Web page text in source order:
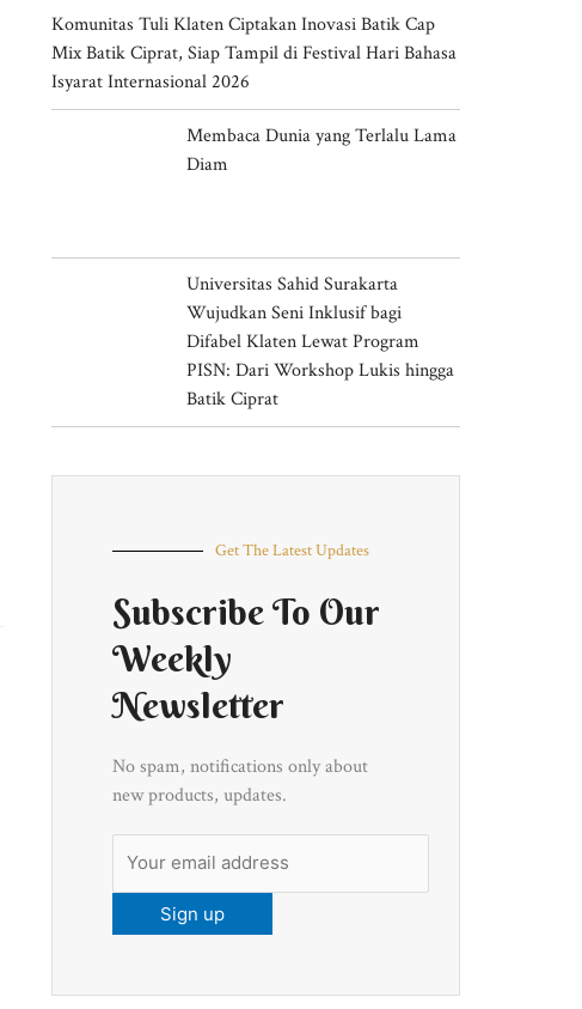
Komunitas Tuli Klaten Ciptakan Inovasi Batik Cap
Mix Batik Ciprat, Siap Tampil di Festival Hari Bahasa
Isyarat Internasional 2026
Membaca Dunia yang Terlalu Lama
Diam
Universitas Sahid Surakarta
Wujudkan Seni Inklusif bagi
Difabel Klaten Lewat Program
PISN: Dari Workshop Lukis hingga
Batik Ciprat
Get The Latest Updates
Subscribe To Our
Weekly
Newsletter
No spam, notifications only about
new products, updates.